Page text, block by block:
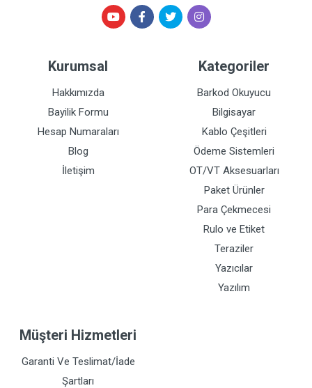
Kurumsal
Hakkımızda
Bayilik Formu
Hesap Numaraları
Blog
İletişim
Kategoriler
Barkod Okuyucu
Bilgisayar
Kablo Çeşitleri
Ödeme Sistemleri
OT/VT Aksesuarları
Paket Ürünler
Para Çekmecesi
Rulo ve Etiket
Teraziler
Yazıcılar
Yazılım
Müşteri Hizmetleri
Garanti Ve Teslimat/İade
Şartları